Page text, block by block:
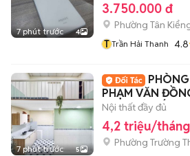
7 phút trước 4
3.750.000 đ
Phường Tân
T Trần Hải Thanh 4.8
7 phút trước 5
PHẠM VĂN
ĐẠI HỌC KIẾN
Nội thất đầy đủ
4,2 triệu/tháng
Phường Trường